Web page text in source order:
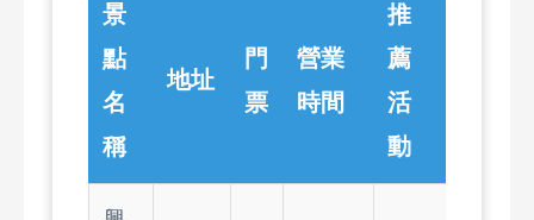
景
點
名
稱
地址
門
票
營業
時間
推
薦
活
動